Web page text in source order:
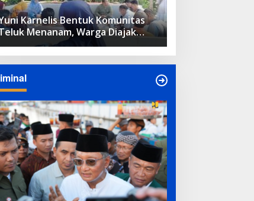
Karnelis Bentuk Komunitas
Menanam, Warga Diajak
Budaya Tanam